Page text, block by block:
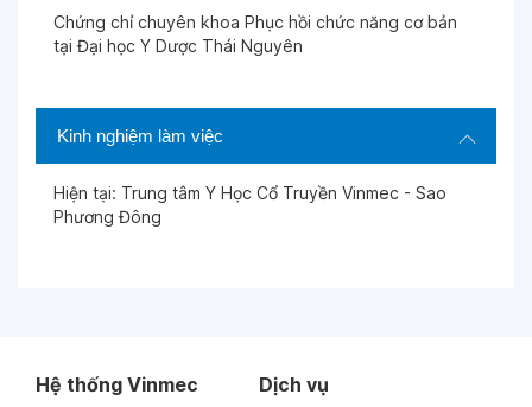
Chứng chỉ chuyên khoa Phục hồi chức năng cơ bản
tại Đại học Y Dược Thái Nguyên
Kinh nghiệm làm việc
Hiện tại: Trung tâm Y Học Cổ Truyền Vinmec - Sao
Phương Đông
Hệ thống Vinmec Dịch vụ